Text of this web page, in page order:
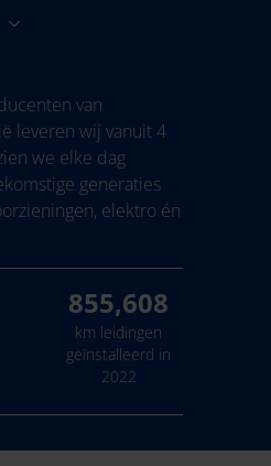
van
leveren wij vanuit 4
we elke dag
generaties
elektro én
855,608
km leidingen
geïnstalleerd in
2022